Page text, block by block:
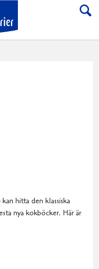
Till Norrmejerier
hitta den klassiska
nya kokböcker. Här är